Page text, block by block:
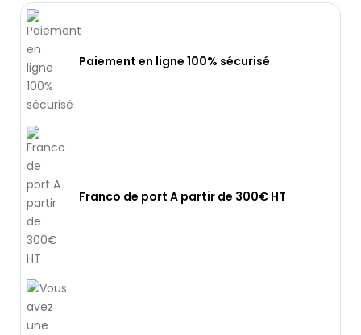
Paiement en ligne 100% sécurisé
Franco de port A partir de 300€ HT